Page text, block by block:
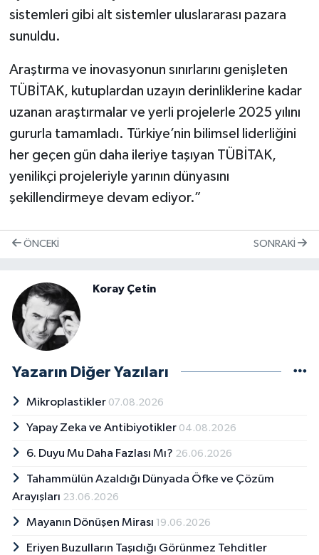
sistemleri gibi alt sistemler uluslararası pazara
sunuldu.
Araştırma ve inovasyonun sınırlarını genişleten
TÜBİTAK, kutuplardan uzayın derinliklerine kadar
uzanan araştırmalar ve yerli projelerle 2025 yılını
gururla tamamladı. Türkiye’nin bilimsel liderliğini
her geçen gün daha ileriye taşıyan TÜBİTAK,
yenilikçi projeleriyle yarının dünyasını
şekillendirmeye devam ediyor.”
ÖNCEKI SONRAKI
Koray Çetin
Yazarın Diğer Yazıları
Mikroplastikler 07.08.2026
Yapay Zeka ve Antibiyotikler 04.08.2026
6. Duyu Mu Daha Fazlası Mı? 26.06.2026
Tahammülün Azaldığı Dünyada Öfke ve Çözüm
Arayışları 23.06.2026
Mayanın Dönüşen Mirası 19.06.2026
Eriyen Buzulların Taşıdığı Görünmez Tehditler